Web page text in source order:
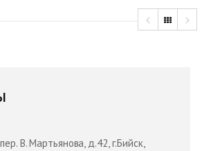
В. Мартьянова, д.42, г.Бийск,